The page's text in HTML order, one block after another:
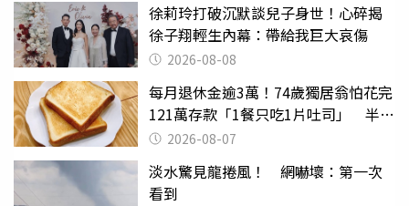
徐莉玲打破沉默談兒子身世！心碎揭
徐子翔輕生內幕：帶給我巨大哀傷
2026-08-08
每月退休金逾3萬！74歲獨居翁怕花完
121萬存款「1餐只吃1片吐司」 半年
後暴瘦嚇壞女兒
2026-08-07
淡水驚見龍捲風！ 網嚇壞：第一次
看到